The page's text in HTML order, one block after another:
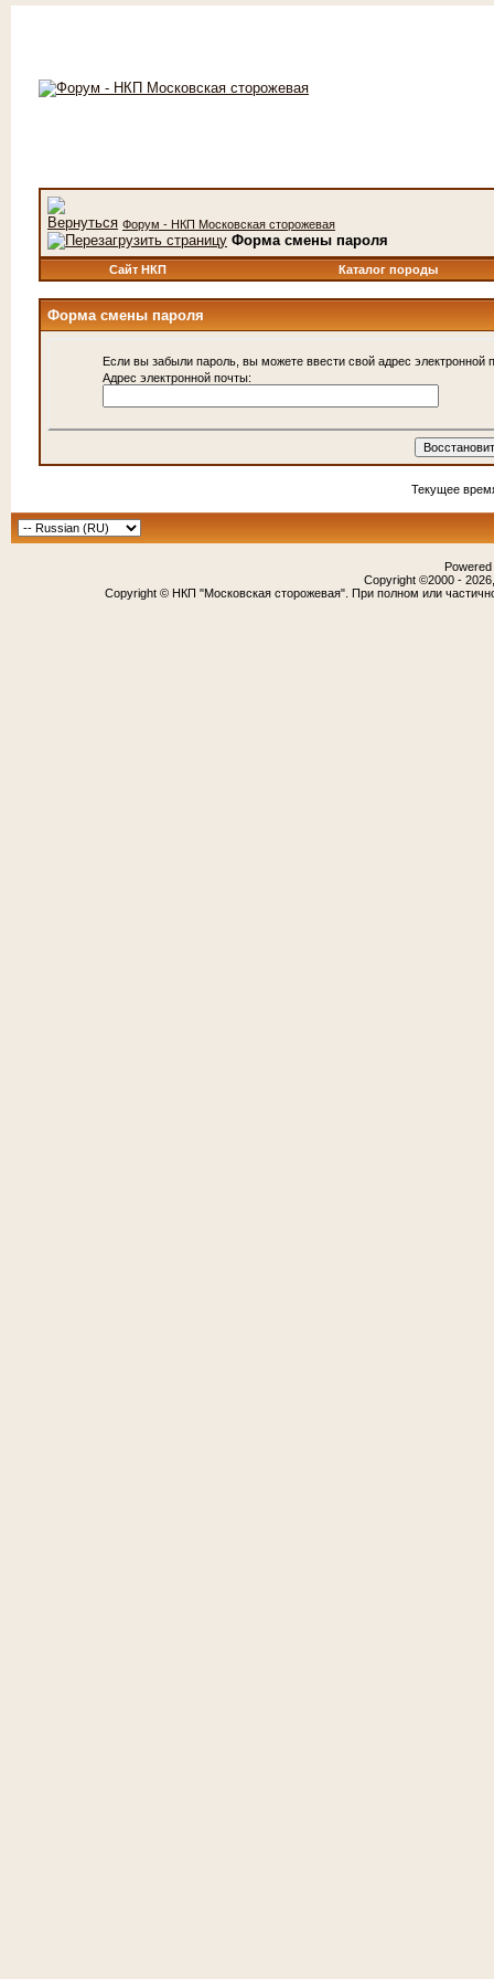
Форум - НКП Московская сторожевая
Форма смены пароля
Сайт НКП Каталог породы
Форма смены пароля
Если вы забыли пароль, вы можете ввести свой адрес
Адрес электронной почты:
Текущее
Copyright ©2000 -
Copyright © НКП "Московская сторожевая". При полном или